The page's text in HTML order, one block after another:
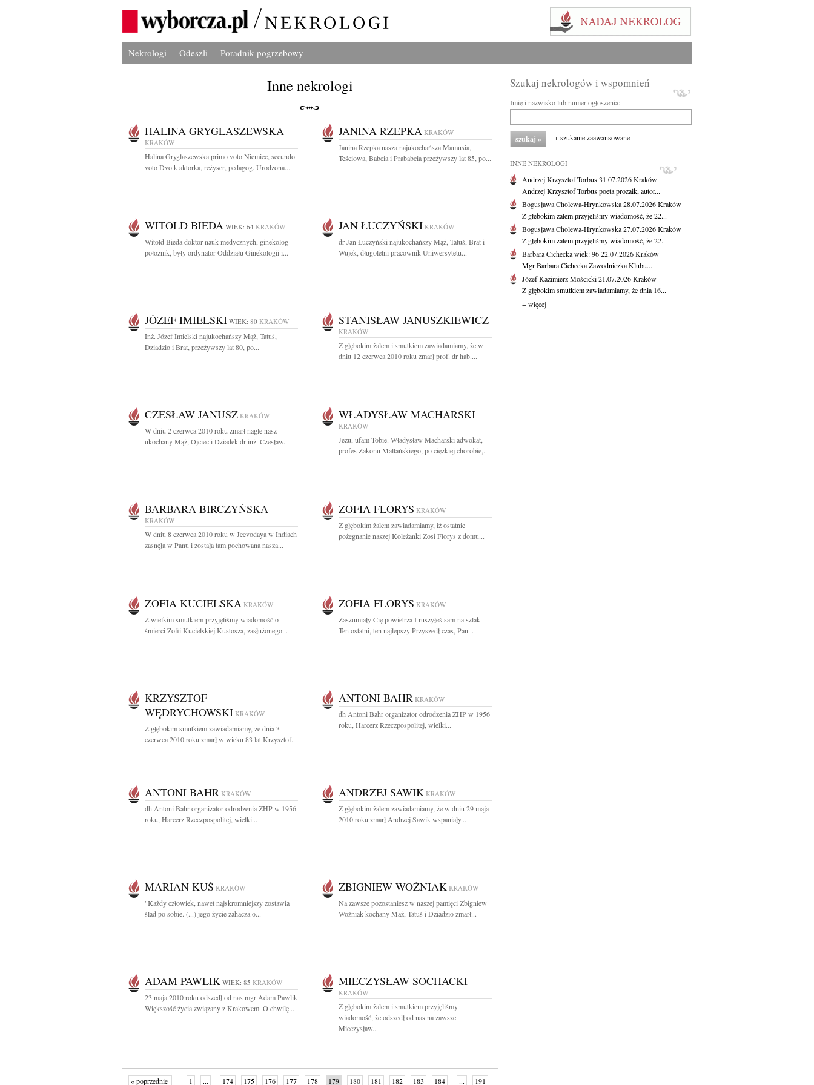
Nekrologi Odeszli Poradnik pogrzebowy
Inne nekrologi
HALINA GRYGLASZEWSKA
KRAKÓW
Halina Gryglaszewska primo voto Niemiec, secundo
voto Dvo k aktorka, reżyser, pedagog. Urodzona...
JANINA RZEPKA KRAKÓW
Janina Rzepka nasza najukochańsza Mamusia,
Teściowa, Babcia i Prababcia przeżywszy lat 85, po...
WITOLD BIEDA WIEK: 64 KRAKÓW
Witold Bieda doktor nauk medycznych, ginekolog
położnik, były ordynator Oddziału Ginekologii i...
JAN ŁUCZYŃSKI KRAKÓW
dr Jan Łuczyński najukochańszy Mąż, Tatuś, Brat i
Wujek, długoletni pracownik Uniwersytetu...
JÓZEF IMIELSKI WIEK: 80 KRAKÓW
Inż. Józef Imielski najukochańszy Mąż, Tatuś,
Dziadzio i Brat, przeżywszy lat 80, po...
STANISŁAW JANUSZKIEWICZ
KRAKÓW
Z głębokim żalem i smutkiem zawiadamiamy, że w
dniu 12 czerwca 2010 roku zmarł prof. dr hab....
CZESŁAW JANUSZ KRAKÓW
W dniu 2 czerwca 2010 roku zmarł nagle nasz
ukochany Mąż, Ojciec i Dziadek dr inż. Czesław...
WŁADYSŁAW MACHARSKI
KRAKÓW
Jezu, ufam Tobie. Władysław Macharski adwokat,
profes Zakonu Maltańskiego, po ciężkiej chorobie,...
BARBARA BIRCZYŃSKA
KRAKÓW
W dniu 8 czerwca 2010 roku w Jeevodaya w Indiach
zasnęła w Panu i została tam pochowana nasza...
ZOFIA FLORYS KRAKÓW
Z głębokim żalem zawiadamiamy, iż ostatnie
pożegnanie naszej Koleżanki Zosi Florys z domu...
ZOFIA KUCIELSKA KRAKÓW
Z wielkim smutkiem przyjęliśmy wiadomość o
śmierci Zofii Kucielskiej Kustosza, zasłużonego...
ZOFIA FLORYS KRAKÓW
Zaszumiały Cię powietrza I ruszyłeś sam na szlak
Ten ostatni, ten najlepszy Przyszedł czas, Pan...
KRZYSZTOF
WĘDRYCHOWSKI KRAKÓW
Z głębokim smutkiem zawiadamiamy, że dnia 3
czerwca 2010 roku zmarł w wieku 83 lat Krzysztof...
ANTONI BAHR KRAKÓW
dh Antoni Bahr organizator odrodzenia ZHP w 1956
roku, Harcerz Rzeczpospolitej, wielki...
ANTONI BAHR KRAKÓW
dh Antoni Bahr organizator odrodzenia ZHP w 1956
roku, Harcerz Rzeczpospolitej, wielki...
ANDRZEJ SAWIK KRAKÓW
Z głębokim żalem zawiadamiamy, że w dniu 29 maja
2010 roku zmarł Andrzej Sawik wspaniały...
MARIAN KUŚ KRAKÓW
"Każdy człowiek, nawet najskromniejszy zostawia
ślad po sobie. (...) jego życie zahacza o...
ZBIGNIEW WOŹNIAK KRAKÓW
Na zawsze pozostaniesz w naszej pamięci Zbigniew
Woźniak kochany Mąż, Tatuś i Dziadzio zmarł...
ADAM PAWLIK WIEK: 85 KRAKÓW
23 maja 2010 roku odszedł od nas mgr Adam Pawlik
Większość życia związany z Krakowem. O chwilę...
MIECZYSŁAW SOCHACKI
KRAKÓW
Z głębokim żalem i smutkiem przyjęliśmy
wiadomość, że odszedł od nas na zawsze
Mieczysław...
« poprzednie 1 ... 174 175 176 177 178 179 180 181 182 183 184 ... 191
Szukaj nekrologów i wspomnień
Imię i nazwisko lub numer ogłoszenia:
+ szukanie zaawansowane
INNE NEKROLOGI
Andrzej Krzysztof Torbus31.07.2026Kraków
Andrzej Krzysztof Torbus poeta prozaik, autor...
Bogusława Cholewa-Hrynkowska28.07.2026Kraków
Z głębokim żalem przyjęliśmy wiadomość, że 22...
Bogusława Cholewa-Hrynkowska27.07.2026Kraków
Z głębokim żalem przyjęliśmy wiadomość, że 22...
Barbara Cicheckawiek: 9622.07.2026Kraków
Mgr Barbara Cichecka Zawodniczka Klubu...
Józef Kazimierz Mościcki21.07.2026Kraków
Z głębokim smutkiem zawiadamiamy, że dnia 16...
+ więcej